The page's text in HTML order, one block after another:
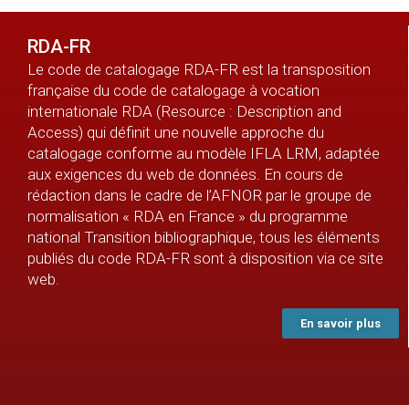
RDA-FR
Le code de catalogage RDA-FR est la transposition
française du code de catalogage à vocation
internationale RDA (Resource : Description and
Access) qui définit une nouvelle approche du
catalogage conforme au modèle IFLA LRM, adaptée
aux exigences du web de données. En cours de
rédaction dans le cadre de l’AFNOR par le groupe de
normalisation « RDA en France » du programme
national Transition bibliographique, tous les éléments
publiés du code RDA-FR sont à disposition via ce site
web.
En savoir plus